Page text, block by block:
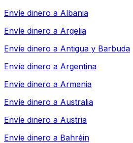
Envíe dinero a Albania
Envíe dinero a Argelia
Envíe dinero a Antigua y Barbuda
Envíe dinero a Argentina
Envíe dinero a Armenia
Envíe dinero a Australia
Envíe dinero a Austria
Envíe dinero a Bahréin